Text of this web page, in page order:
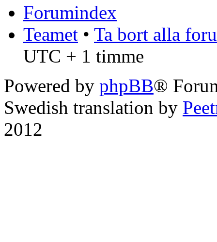
Forumindex
Teamet • Ta bort alla
UTC + 1 timme
Powered by phpBB®
Swedish translation by
2012